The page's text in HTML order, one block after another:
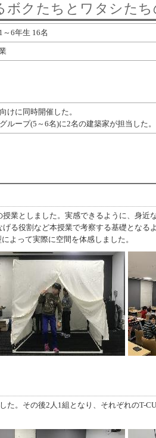
クたちとワタシたち
6年生 16名
けに同時開催した。
ループ(5～6名)に2名の建築家が担当した。
業としました。実感できるように、身近
る役割など本授業で考察する基礎となる
よって実際に空間を体感しました。
た。その後2人1組となり、それぞれのT-